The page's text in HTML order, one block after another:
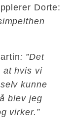
Dorte:
: ”Det
at hvis vi
kunne
blev jeg
virker.”